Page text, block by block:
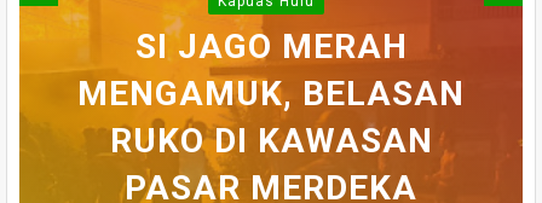
WARGA DESA SEI AJUNG
YANG DILAPORKAN
HILANG SAAT
MEMANCING DITEMUKAN
SI JAGO MERAH
MENGAMUK, BELASAN
RUKO DI KAWASAN
PASAR MERDEKA
PEDULI KORBAN
KEBAKARAN, KORAMIL
BELASAN TOKO PAKAIAN
DI PUTUSSIBAU LUDES
SEMPAT SEKARAT, H
AKHIRNYA TEWAS
SETELAH 'DIHAKIMI'